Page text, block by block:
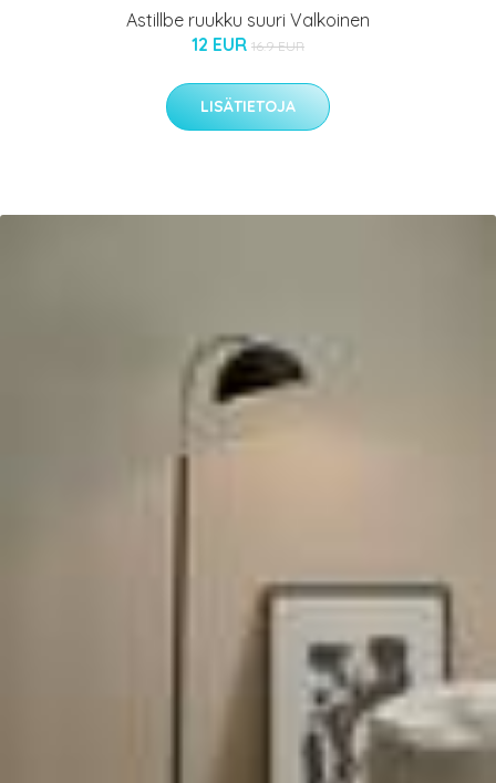
Astillbe ruukku suuri Valkoinen
12 EUR 16.9 EUR
LISÄTIETOJA